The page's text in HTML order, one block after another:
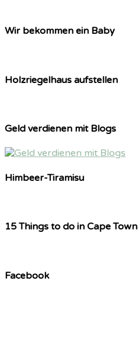
Wir bekommen ein Baby
Holzriegelhaus aufstellen
Geld verdienen mit Blogs
Himbeer-Tiramisu
15 Things to do in Cape Town
Facebook